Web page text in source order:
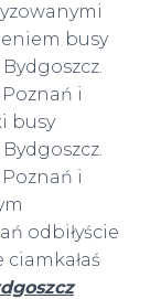
busy
i
busy
i
odbiłyście